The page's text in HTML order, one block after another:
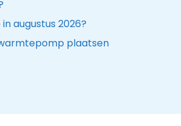
augustus 2026?
plaatsen